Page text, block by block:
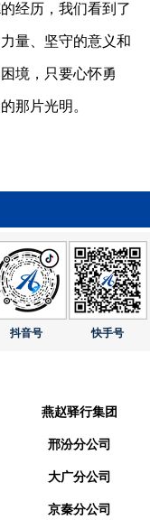
经历，我们看到了
量、坚守的意义和
境，只要心怀勇
那片光明。
抖音号 快手号
燕赵驿行集团
邢汾分公司
大广分公司
京秦分公司